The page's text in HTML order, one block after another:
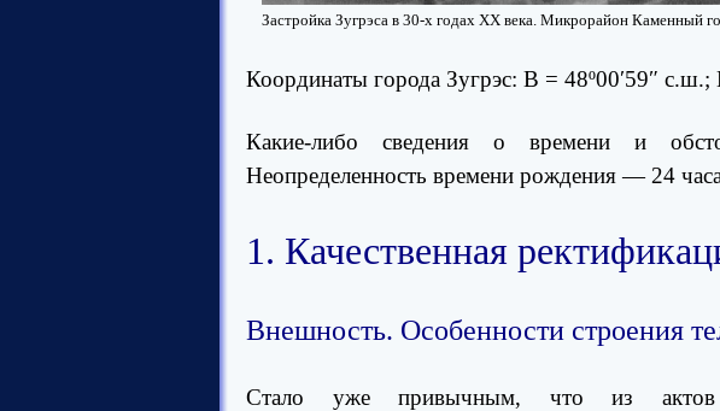
Застройка Зугрэса в 30-х годах XX века. Микрорайон Каменный
Координаты города Зугрэс: B = 48º00′59″ с.ш.;
Какие-либо сведения о времени и
Неопределенность времени рождения — 24
1. Качественная
Внешность. Особенности строения
Стало уже привычным, что из актов